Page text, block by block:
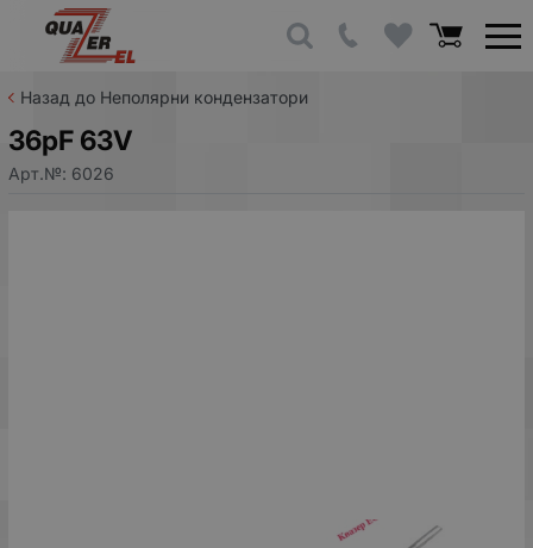
Назад до Неполярни кондензатори
36pF 63V
Арт.№: 6026